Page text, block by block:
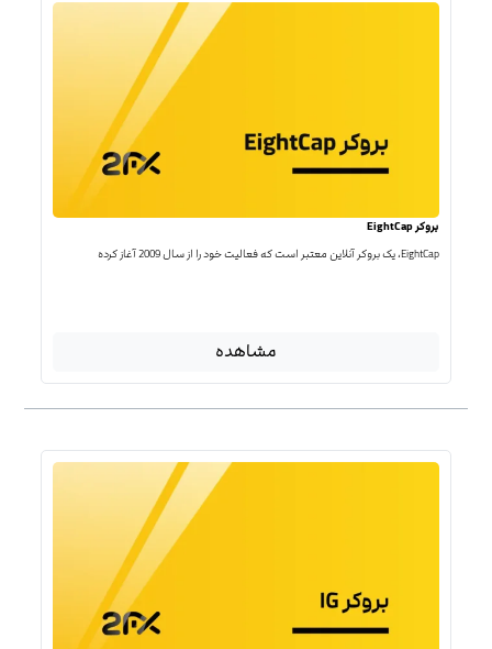
بروکر EightCap
EightCap، یک بروکر آنلاین معتبر است که فعالیت خود را از سال 2009 آغاز کرده
مشاهده